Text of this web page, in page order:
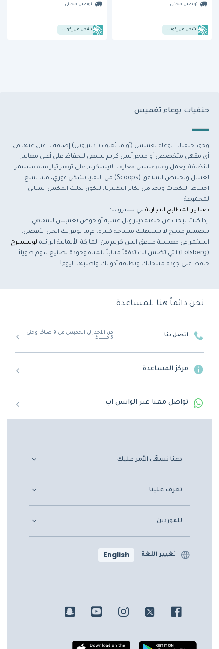
توصيل مجاني
يشحن من إكويب
توصيل مجاني
يشحن من إكويب
حنفيات بوعاء تغميس
وجود حنفيات بوعاء تغميس (أو ما يُعرف بـ ديبر ويل) إضافة لا غنى عنها في
أي مقهى متخصص أو متجر آيس كريم يسعى للحفاظ على أعلى معايير
النظافة. يعمل وعاء غسيل مغارف الايسكريم على توفير تيار مياه مستمر
لغسل وتخليص الملاعق (Scoops) من البقايا بشكل فوري، مما يمنع
اختلاط النكهات ويحد من تكاثر البكتيريا، ليكون بذلك المكمل المثالي
لمجموعة
صنابير المطابخ التجارية في مشروعك.
إذا كنت تبحث عن حنفية ديبر ويل عملية أو حوض تغميس للمقاهي
بتصميم مدمج لا يستهلك مساحة كبيرة، فإننا نوفر لك الحل الأفضل.
استثمر في مغسلة ملاعق ايس كريم من الماركة الألمانية الرائدة لولسبيرج
(Lolsberg) التي تضمن لك تدفقاً مثالياً للمياه وجودة تصنيع تدوم طويلاً.
حافظ على جودة منتجاتك ونظافة أدواتك واطلبها اليوم!
نحن دائماً هنا للمساعدة
اتصل بنا
من الأحد إلى الخميس من 9 صباحًا وحتى
5 مساءً
مركز المساعدة
تواصل معنا عبر الواتس اب
دعنا نسهّل الأمر عليك
تعرف علينا
للموردين
تغيير اللغة English